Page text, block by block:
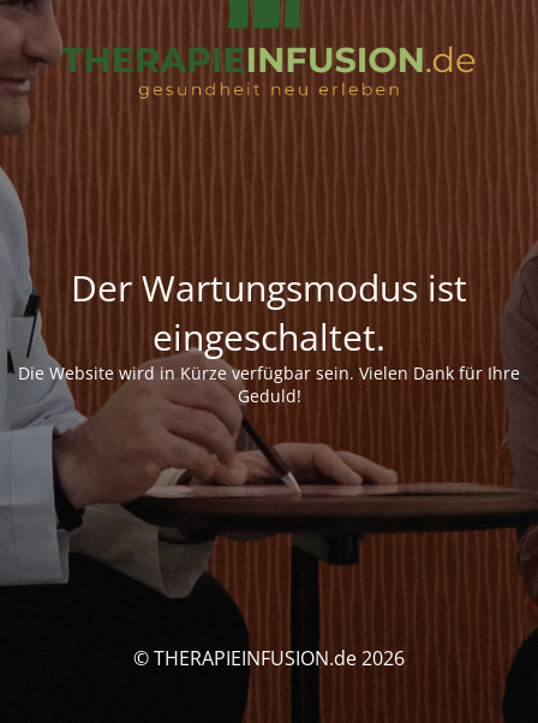
Der Wartungsmodus ist
eingeschaltet.
Die Website wird in Kürze verfügbar sein. Vielen Dank für Ihre
Geduld!
© THERAPIEINFUSION.de 2026